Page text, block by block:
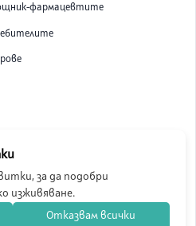
фармацевтите
е лицензирана от Изпълнителна
© 2026 ABC Pharmacy
за да подобри
изживяване.
Отказвам всички